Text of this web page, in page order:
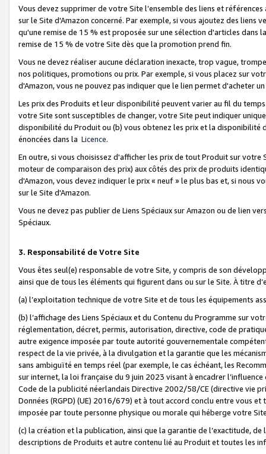
Vous devez supprimer de votre Site l’ensemble des liens et
sur le Site d'Amazon concerné. Par exemple, si vous ajoutez des
qu'une remise de 15 % est proposée sur une sélection d'articles
remise de 15 % de votre Site dès que la promotion prend fin.
Vous ne devez réaliser aucune déclaration inexacte, trop vague,
nos politiques, promotions ou prix. Par exemple, si vous placez sur
d'Amazon, vous ne pouvez pas indiquer que le lien permet d'acheter
Les prix des Produits et leur disponibilité peuvent varier au fil du
votre Site sont susceptibles de changer, votre Site peut indiquer
disponibilité du Produit ou (b) vous obtenez les prix et la disponibilité
énoncées dans la Licence.
En outre, si vous choisissez d'afficher les prix de tout Produit sur
moteur de comparaison des prix) aux côtés des prix de produits
d'Amazon, vous devez indiquer le prix « neuf » le plus bas et, si nous
sur le Site d'Amazon.
Vous ne devez pas publier de Liens Spéciaux sur Amazon ou de lien
Spéciaux.
3. Responsabilité de Votre Site
Vous êtes seul(e) responsable de votre Site, y compris de son
ainsi que de tous les éléments qui figurent dans ou sur le Site. À titre
(a) l’exploitation technique de votre Site et de tous les équipements
(b) l’affichage des Liens Spéciaux et du Contenu du Programme sur
réglementation, décret, permis, autorisation, directive, code de
autre exigence imposée par toute autorité gouvernementale
respect de la vie privée, à la divulgation et la garantie que les
sans ambiguïté en temps réel (par exemple, le cas échéant, les
sur internet, la loi française du 9 juin 2023 visant à encadrer
Code de la publicité néerlandais Directive 2002/58/CE (directive vie
Données (RGPD) (UE) 2016/679) et à tout accord conclu entre vous
imposée par toute personne physique ou morale qui héberge votre
(c) la création et la publication, ainsi que la garantie de l’exactitude,
descriptions de Produits et autre contenu lié au Produit et toutes les